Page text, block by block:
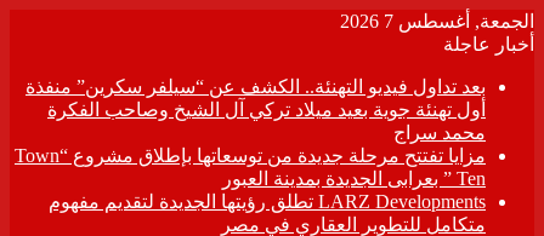
الجمعة, أغسطس 7 2026
أخبار عاجلة
بعد تداول فيديو التهنئة.. الكشف عن “سيلفر سكرين” منفذة
أول تهنئة جوية بعيد ميلاد تركي آل الشيخ وصاحب الفكرة
محمد سراج
مزايا تفتتح مرحلة جديدة من توسعاتها بإطلاق مشروع “Town
Ten ” بعرابى الجديدة بمدينة العبور
LARZ Developments تطلق رؤيتها الجديدة لتقديم مفهوم
متكامل للتطوير العقاري في مصر